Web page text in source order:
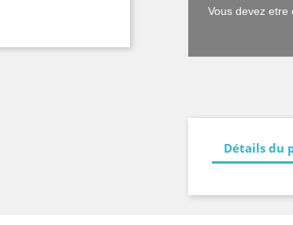
Vous devez etre
Détails du